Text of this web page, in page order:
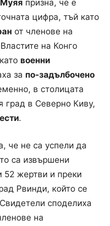
призна, че е
цифра, тъй като
от членове на
на Конго
военни
за по-задълбочено
в столицата
град в Северно Киву,
.
че не са успели да
са извършени
52 жертви и преки
Рвинди, който се
споделиха
на